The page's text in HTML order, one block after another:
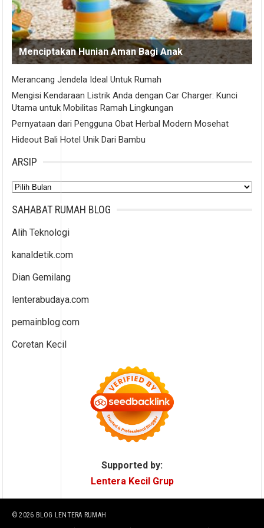
Menciptakan Hunian Aman Bagi Anak
Merancang Jendela Ideal Untuk Rumah
Mengisi Kendaraan Listrik Anda dengan Car Charger: Kunci
Utama untuk Mobilitas Ramah Lingkungan
Pernyataan dari Pengguna Obat Herbal Modern Mosehat
Hideout Bali Hotel Unik Dari Bambu
ARSIP
Arsip
SAHABAT RUMAH BLOG
Alih Teknologi
kanaldetik.com
Dian Gemilang
lenterabudaya.com
pemainblog.com
Coretan Kecil
Supported by:
Lentera Kecil Grup
© 2026 BLOG LENTERA RUMAH